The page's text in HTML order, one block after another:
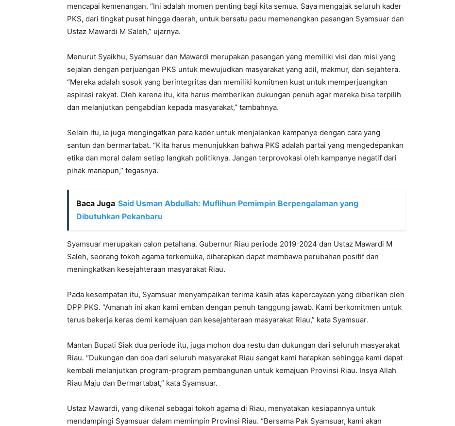
mencapai kemenangan. “Ini adalah momen penting bagi kita semua. Saya mengajak seluruh kader
PKS, dari tingkat pusat hingga daerah, untuk bersatu padu memenangkan pasangan Syamsuar dan
Ustaz Mawardi M Saleh,” ujarnya.
Menurut Syaikhu, Syamsuar dan Mawardi merupakan pasangan yang memiliki visi dan misi yang
sejalan dengan perjuangan PKS untuk mewujudkan masyarakat yang adil, makmur, dan sejahtera.
“Mereka adalah sosok yang berintegritas dan memiliki komitmen kuat untuk memperjuangkan
aspirasi rakyat. Oleh karena itu, kita harus memberikan dukungan penuh agar mereka bisa terpilih
dan melanjutkan pengabdian kepada masyarakat,” tambahnya.
Selain itu, ia juga mengingatkan para kader untuk menjalankan kampanye dengan cara yang
santun dan bermartabat. “Kita harus menunjukkan bahwa PKS adalah partai yang mengedepankan
etika dan moral dalam setiap langkah politiknya. Jangan terprovokasi oleh kampanye negatif dari
pihak manapun,” tegasnya.
Baca Juga Said Usman Abdullah: Muflihun Pemimpin Berpengalaman yang
Dibutuhkan Pekanbaru
Syamsuar merupakan calon petahana. Gubernur Riau periode 2019-2024 dan Ustaz Mawardi M
Saleh, seorang tokoh agama terkemuka, diharapkan dapat membawa perubahan positif dan
meningkatkan kesejahteraan masyarakat Riau.
Pada kesempatan itu, Syamsuar menyampaikan terima kasih atas kepercayaan yang diberikan oleh
DPP PKS. “Amanah ini akan kami emban dengan penuh tanggung jawab. Kami berkomitmen untuk
terus bekerja keras demi kemajuan dan kesejahteraan masyarakat Riau,” kata Syamsuar.
Mantan Bupati Siak dua periode itu, juga mohon doa restu dan dukungan dari seluruh masyarakat
Riau. “Dukungan dan doa dari seluruh masyarakat Riau sangat kami harapkan sehingga kami dapat
kembali melanjutkan program-program pembangunan untuk kemajuan Provinsi Riau. Insya Allah
Riau Maju dan Bermartabat,” kata Syamsuar.
Ustaz Mawardi, yang dikenal sebagai tokoh agama di Riau, menyatakan kesiapannya untuk
mendampingi Syamsuar dalam memimpin Provinsi Riau. “Bersama Pak Syamsuar, kami akan